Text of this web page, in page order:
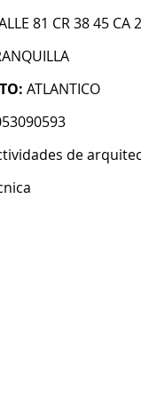
81 CR 38 45 CA
ATLANTICO
de